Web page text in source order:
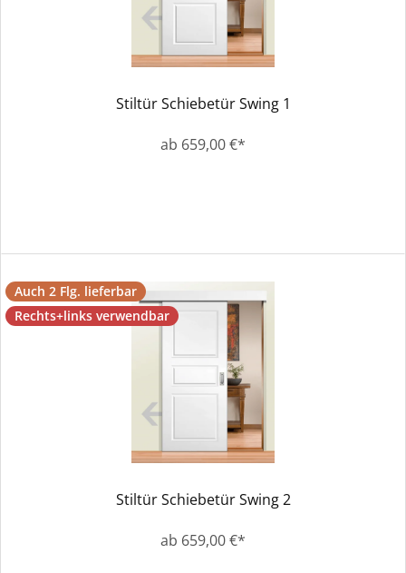
Stiltür Schiebetür Swing 1
ab 659,00 €*
Auch 2 Flg. lieferbar
Rechts+links verwendbar
Stiltür Schiebetür Swing 2
ab 659,00 €*